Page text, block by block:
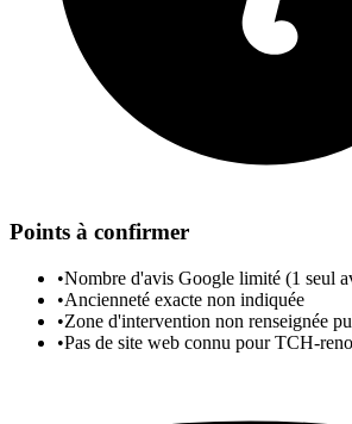
Points à confirmer
•Nombre d'avis Google limité (1 seul
•Ancienneté exacte non indiquée
•Zone d'intervention non renseignée
•Pas de site web connu pour TCH-